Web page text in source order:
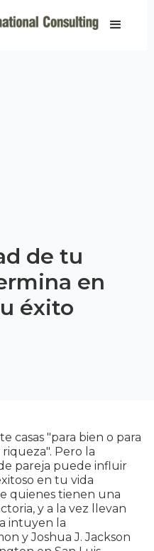
de tu
en
éxito
casas "para bien o para
Pero la
pareja puede influir
en tu vida
quienes tienen una
y a la vez llevan
intuyen la
y Joshua J. Jackson